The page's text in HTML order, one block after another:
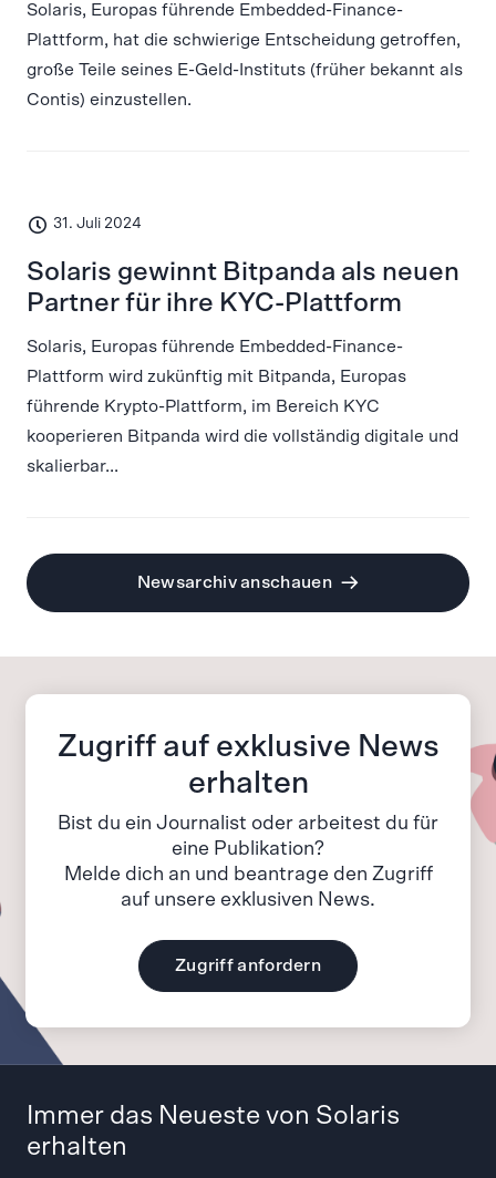
Solaris, Europas führende Embedded-Finance-
Plattform, hat die schwierige Entscheidung getroffen,
große Teile seines E-Geld-Instituts (früher bekannt als
Contis) einzustellen.
31. Juli 2024
Solaris gewinnt Bitpanda als neuen
Partner für ihre KYC-Plattform
Solaris, Europas führende Embedded-Finance-
Plattform wird zukünftig mit Bitpanda, Europas
führende Krypto-Plattform, im Bereich KYC
kooperieren Bitpanda wird die vollständig digitale und
skalierbar...
Newsarchiv anschauen
Zugriff auf exklusive News
erhalten
Bist du ein Journalist oder arbeitest du für
eine Publikation?
Melde dich an und beantrage den Zugriff
auf unsere exklusiven News.
Zugriff anfordern
Immer das Neueste von Solaris
erhalten